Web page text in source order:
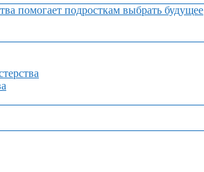
помогает подросткам выбрать будущее